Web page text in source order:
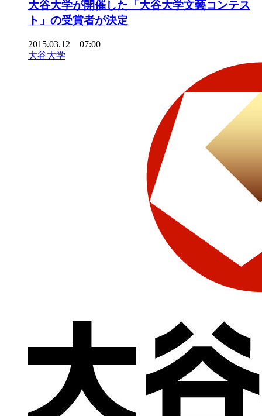
大谷大学が開催した「大谷大学文藝コンテス
ト」の受賞者が決定
2015.03.12 07:00
大谷大学